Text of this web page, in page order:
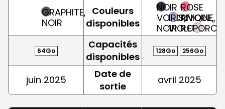
GRAPHITE,
NOIR
Couleurs
disponibles
NOIR
VOLCANIQUE,
NOIR
IRIS,
VIOLET
ROSE
PIVOINE,
ROSE
64Go
Capacités
disponibles
128Go 256Go
juin 2025
Date de
sortie
avril 2025